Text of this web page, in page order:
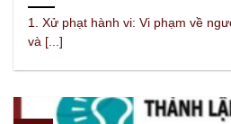
1. Xử phạt hành vi: Vi phạm về
và [...]